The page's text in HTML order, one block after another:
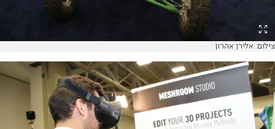
צילום: אלירן אהרון